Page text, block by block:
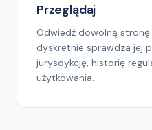
Przeglądaj
Odwiedź dowolną
dyskretnie sprawdza jej
jurysdykcję, historię
użytkowania.